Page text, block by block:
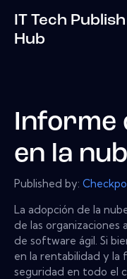
IT Tech Publish
Hub
Informe
en la
Published by:
La adopción de la
de las organizaciones
de software ágil. Si
en la rentabilidad y la
seguridad en todo el